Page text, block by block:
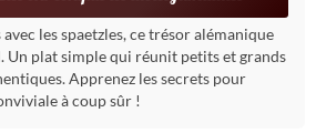
les spaetzles, ce trésor alémanique
Un plat simple qui réunit petits et grands
Apprenez les secrets pour
à coup sûr !